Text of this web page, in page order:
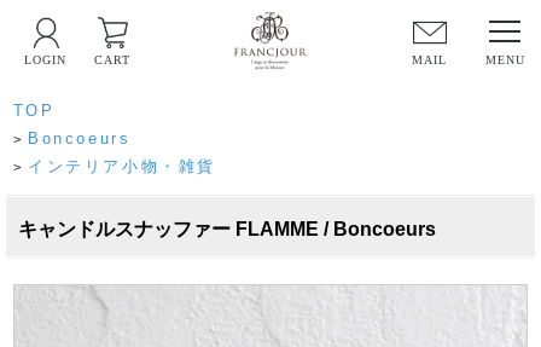
MAIL
LOGIN CART
TOP
> Boncoeurs
> インテリア小物・雑貨
キャンドルスナッファー FLAMME / Boncoeurs